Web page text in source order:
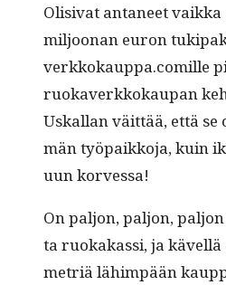
Oli­si­vat anta­neet
miljoo­nan euron
verkkokauppa.comille
ruokaverkkokau­pan
Uskallan väit­tää, että
män työ­paikko­ja, kuin
u­un korvessa!
On paljon, paljon,
ta ruokakas­si, ja kävel­lä
metriä lähim­pään